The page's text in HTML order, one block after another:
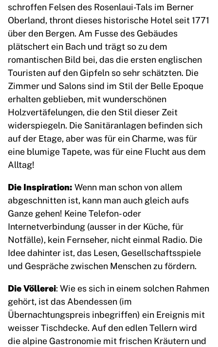
schroffen Felsen des Rosenlaui-Tals im Berner
Oberland, thront dieses historische Hotel seit 1771
über den Bergen. Am Fusse des Gebäudes
plätschert ein Bach und trägt so zu dem
romantischen Bild bei, das die ersten englischen
Touristen auf den Gipfeln so sehr schätzten. Die
Zimmer und Salons sind im Stil der Belle Epoque
erhalten geblieben, mit wunderschönen
Holzvertäfelungen, die den Stil dieser Zeit
widerspiegeln. Die Sanitäranlagen befinden sich
auf der Etage, aber was für ein Charme, was für
eine blumige Tapete, was für eine Flucht aus dem
Alltag!
Die Inspiration: Wenn man schon von allem
abgeschnitten ist, kann man auch gleich aufs
Ganze gehen! Keine Telefon- oder
Internetverbindung (ausser in der Küche, für
Notfälle), kein Fernseher, nicht einmal Radio. Die
Idee dahinter ist, das Lesen, Gesellschaftsspiele
und Gespräche zwischen Menschen zu fördern.
Die Völlerei: Wie es sich in einem solchen Rahmen
gehört, ist das Abendessen (im
Übernachtungspreis inbegriffen) ein Ereignis mit
weisser Tischdecke. Auf den edlen Tellern wird
die alpine Gastronomie mit frischen Kräutern und